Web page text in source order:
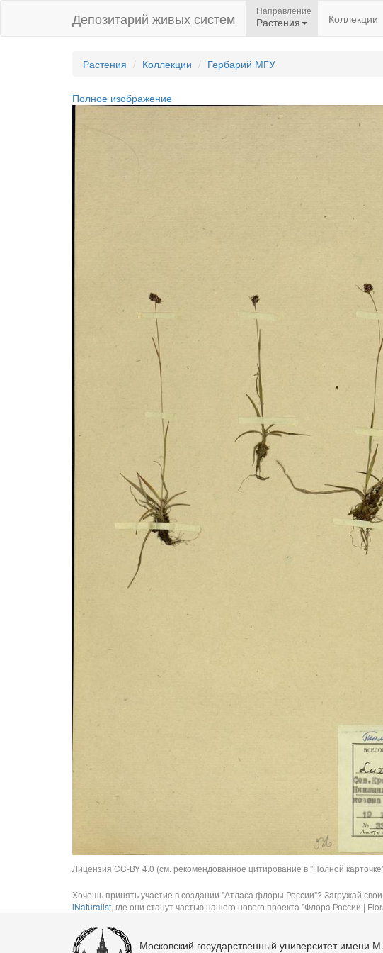
Депозитарий живых систем Направление
Растения Коллекции
Растения Коллекции Гербарий МГУ
Полное изображение
Лицензия CC-BY 4.0 (см. рекомендованное цитирование в "Полной
Хочешь принять участие в создании "Атласа флоры России"? Загружай
iNaturalist, где они станут частью нашего нового проекта "Флора России |
Московский государственный университет имени